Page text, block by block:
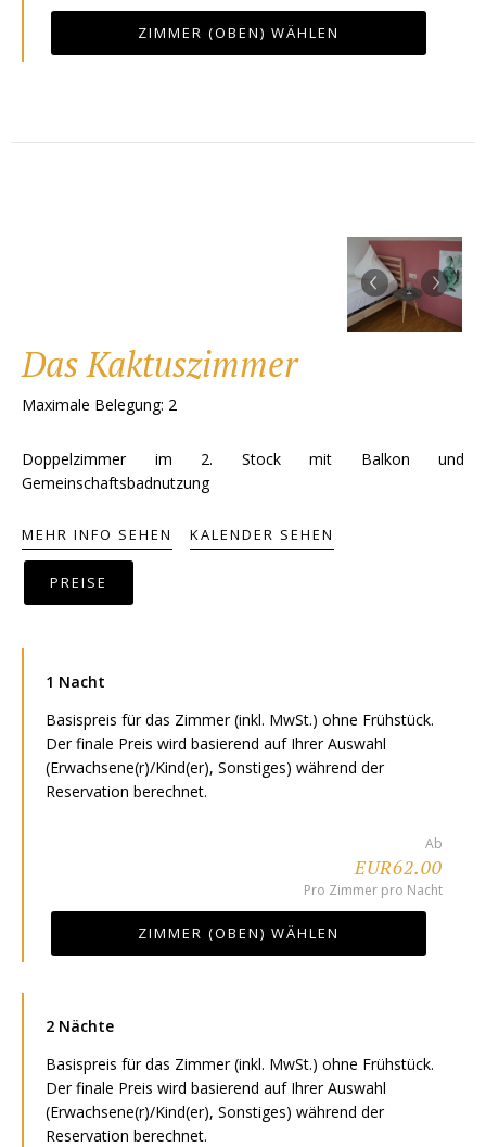
ZIMMER (OBEN) WÄHLEN
‹ ›
Das Kaktuszimmer
Maximale Belegung: 2
Doppelzimmer im 2. Stock mit Balkon und
Gemeinschaftsbadnutzung
MEHR INFO SEHEN KALENDER SEHEN
PREISE
1 Nacht
Basispreis für das Zimmer (inkl. MwSt.) ohne Frühstück.
Der finale Preis wird basierend auf Ihrer Auswahl
(Erwachsene(r)/Kind(er), Sonstiges) während der
Reservation berechnet.
Ab
EUR62.00
Pro Zimmer pro Nacht
ZIMMER (OBEN) WÄHLEN
2 Nächte
Basispreis für das Zimmer (inkl. MwSt.) ohne Frühstück.
Der finale Preis wird basierend auf Ihrer Auswahl
(Erwachsene(r)/Kind(er), Sonstiges) während der
Reservation berechnet.